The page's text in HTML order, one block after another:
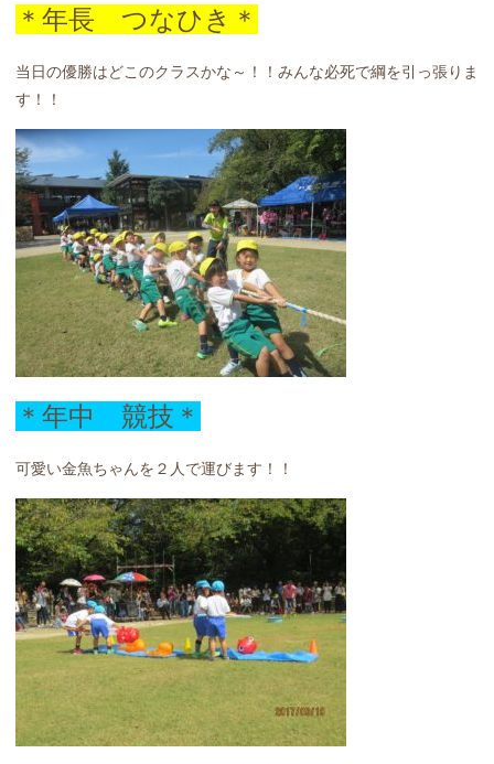
＊年長 つなひき＊
当日の優勝はどこのクラスかな～！！みんな必死で綱を引っ張りま
す！！
＊年中 競技＊
可愛い金魚ちゃんを２人で運びます！！